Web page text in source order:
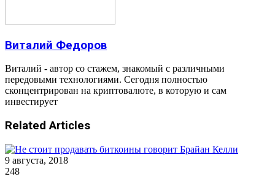
Виталий Федоров
Виталий - автор со стажем, знакомый с различными
передовыми технологиями. Сегодня полностью
сконцентрирован на криптовалюте, в которую и сам
инвестирует
Related Articles
9 августа, 2018
248